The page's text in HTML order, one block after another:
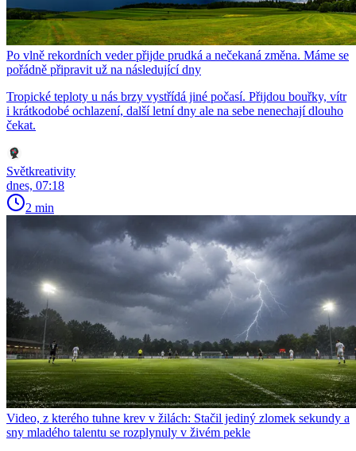
Po vlně rekordních veder přijde prudká a nečekaná změna. Máme se
pořádně připravit už na následující dny
Tropické teploty u nás brzy vystřídá jiné počasí. Přijdou bouřky, vítr
i krátkodobé ochlazení, další letní dny ale na sebe nenechají dlouho
čekat.
Světkreativity
dnes, 07:18
2 min
Video, z kterého tuhne krev v žilách: Stačil jediný zlomek sekundy a
sny mladého talentu se rozplynuly v živém pekle